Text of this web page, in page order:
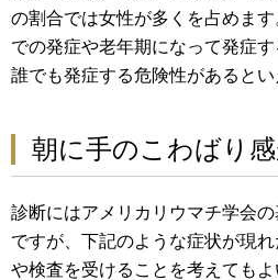
の割合では女性が多くを占めま
での発症や老年期になって発症
誰でも発症する危険性があるとい
朝に手のこわばり
診断にはアメリカリウマチ学会
ですが、下記のような症状が現
や検査を受けることを考えてもよ